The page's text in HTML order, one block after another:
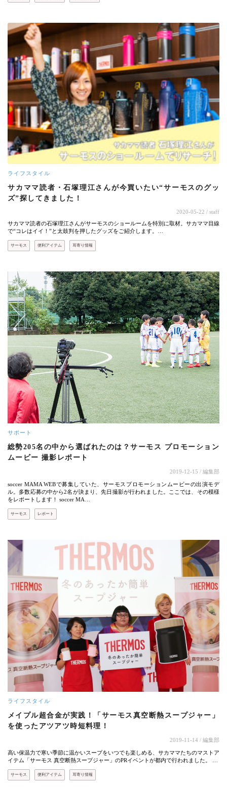
ライフスタイル
サカママ読者・石塚理江さんが今買いたい“サーモスのグッ
ズ”探してきました！
2020-05-22 / staff
サカママ読者の石塚理江さんがサーモスのショールームを特別に取材。サカママ目線
で“コレはイイ！”と太鼓判を押したグッズをご紹介します。…
サーモス 便利アイテム 耳寄り情報
サポート
総勢205名の中から選ばれたのは？サーモス プロモーション
ムービー 撮影レポート
2019-12-15 / 編集部
soccer MAMA WEBで募集していた、サーモスプロモーションムービーの出演モデ
ル。多数応募の中から2名が決まり、先日撮影が行われました。ここでは、その模様
をレポートします！ soccer MA…
サーモス レポート
ライフスタイル
メイプル超合金が実践！「サーモス真空断熱スープジャー」
を使ったアツアツ時短料理！
2019-11-14 / 編集部
高い保温力で寒い季節に温かいスープをいつでも楽しめる、サカママたちのマストア
イテム「サーモス 真空断熱スープジャー」のPRイベントが都内で行われました。 …
サーモス 便利アイテム 耳寄り情報